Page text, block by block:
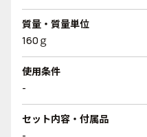
質量・質量単位
160ｇ
使用条件
-
セット内容・付属品